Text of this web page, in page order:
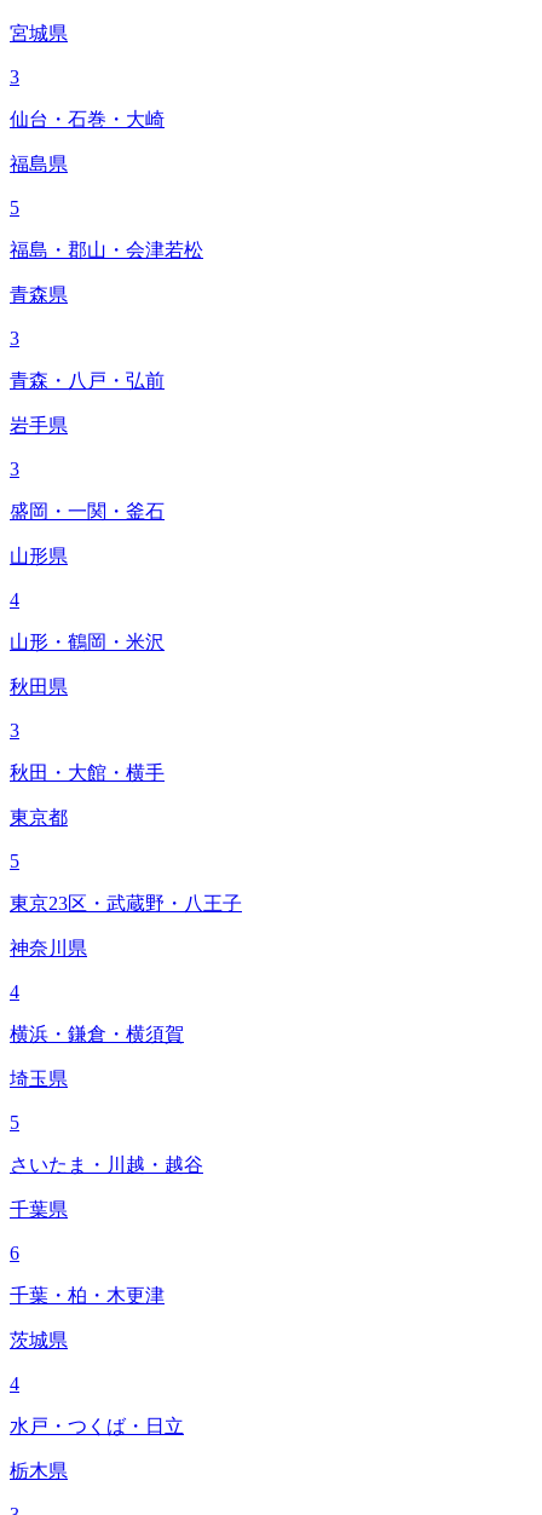
宮城県
3
仙台・石巻・大崎
福島県
5
福島・郡山・会津若松
青森県
3
青森・八戸・弘前
岩手県
3
盛岡・一関・釜石
山形県
4
山形・鶴岡・米沢
秋田県
3
秋田・大館・横手
東京都
5
東京23区・武蔵野・八王子
神奈川県
4
横浜・鎌倉・横須賀
埼玉県
5
さいたま・川越・越谷
千葉県
6
千葉・柏・木更津
茨城県
4
水戸・つくば・日立
栃木県